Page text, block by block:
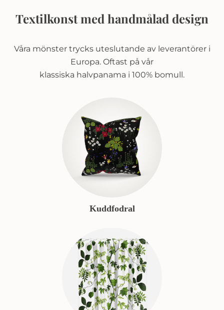
Textilkonst med handmålad design
Våra mönster trycks uteslutande av leverantörer i
Europa. Oftast på vår
klassiska halvpanama i 100% bomull.
Kuddfodral